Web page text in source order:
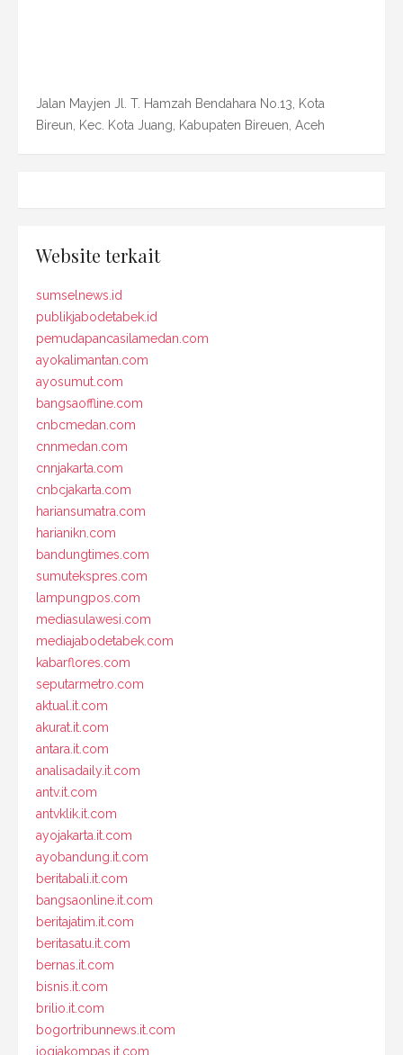
Jalan Mayjen Jl. T. Hamzah Bendahara No.13, Kota
Bireun, Kec. Kota Juang, Kabupaten Bireuen, Aceh
Website terkait
sumselnews.id
publikjabodetabek.id
pemudapancasilamedan.com
ayokalimantan.com
ayosumut.com
bangsaoffline.com
cnbcmedan.com
cnnmedan.com
cnnjakarta.com
cnbcjakarta.com
hariansumatra.com
harianikn.com
bandungtimes.com
sumutekspres.com
lampungpos.com
mediasulawesi.com
mediajabodetabek.com
kabarflores.com
seputarmetro.com
aktual.it.com
akurat.it.com
antara.it.com
analisadaily.it.com
antv.it.com
antvklik.it.com
ayojakarta.it.com
ayobandung.it.com
beritabali.it.com
bangsaonline.it.com
beritajatim.it.com
beritasatu.it.com
bernas.it.com
bisnis.it.com
brilio.it.com
bogortribunnews.it.com
jogjakompas.it.com